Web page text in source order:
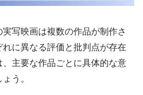
実写映画は複数の作品が制作さ
に異なる評価と批判点が存在
、主要な作品ごとに具体的な意
う。